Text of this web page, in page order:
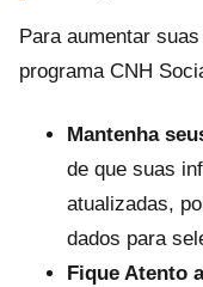
Para aumentar
programa CNH
Mantenha
de que suas
atualizadas,
dados para
Fique Atento